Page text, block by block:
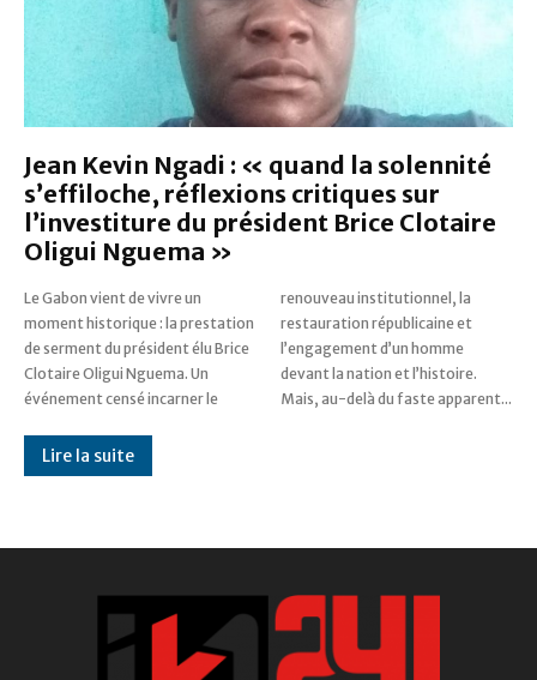
Jean Kevin Ngadi : « quand la solennité
s’effiloche, réflexions critiques sur
l’investiture du président Brice Clotaire
Oligui Nguema »
Le Gabon vient de vivre un
moment historique : la prestation
de serment du président élu Brice
Clotaire Oligui Nguema. Un
événement censé incarner le
renouveau institutionnel, la
restauration républicaine et
l’engagement d’un homme
devant la nation et l’histoire.
Mais, au-delà du faste apparent...
Lire la suite